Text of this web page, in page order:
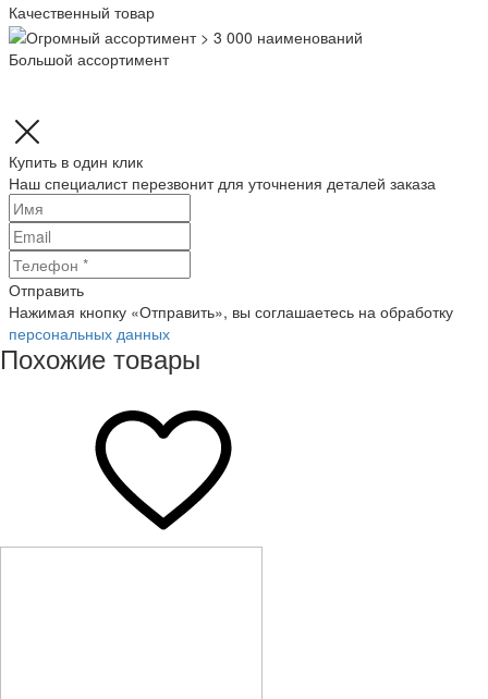
Качественный товар
Большой ассортимент
Купить в один клик
Наш специалист перезвонит для уточнения деталей заказа
Отправить
Нажимая кнопку «Отправить», вы соглашаетесь на обработку
персональных данных
Похожие товары